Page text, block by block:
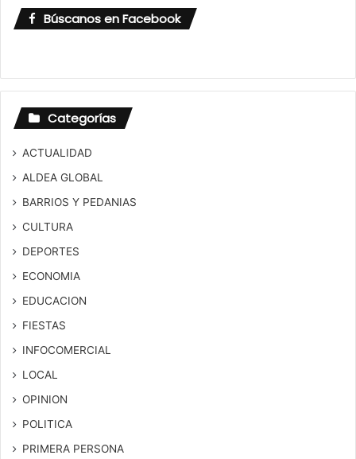
Búscanos en Facebook
Categorías
ACTUALIDAD
ALDEA GLOBAL
BARRIOS Y PEDANIAS
CULTURA
DEPORTES
ECONOMIA
EDUCACION
FIESTAS
INFOCOMERCIAL
LOCAL
OPINION
POLITICA
PRIMERA PERSONA